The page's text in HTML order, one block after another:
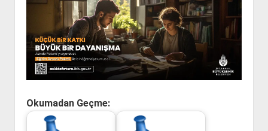
Okumadan Geçme: